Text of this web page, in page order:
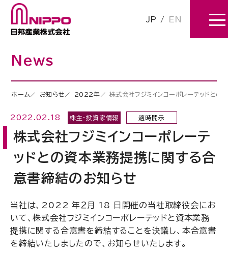
JP / EN
News
ホーム お知らせ 2022年 株式会社フジミインコーポレーテッドと
2022.02.18 株主・投資家情報 適時開示
株式会社フジミインコーポレーテ
ッドとの資本業務提携に関する合
意書締結のお知らせ
当社は、2022 年２月 18 日開催の当社取締役会にお
いて、株式会社フジミインコーポレーテッドと資本業務
提携に関する合意書を締結することを決議し、本合意書
を締結いたしましたので、お知らせいたします。